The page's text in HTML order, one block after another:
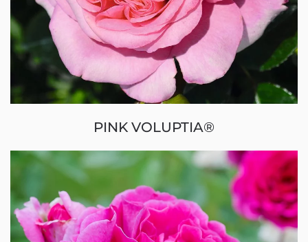
PINK VOLUPTIA®